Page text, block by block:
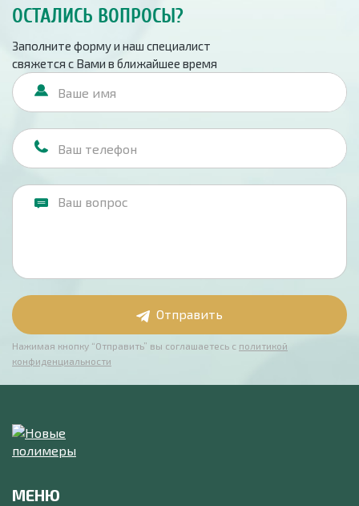
ОСТАЛИСЬ ВОПРОСЫ?
Заполните форму и наш специалист
свяжется с Вами в ближайшее время
Отправить
Нажимая кнопку “Отправить” вы соглашаетесь с политикой
конфиденциальности
МЕНЮ